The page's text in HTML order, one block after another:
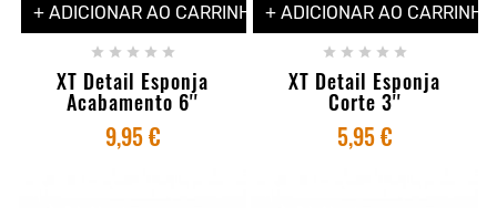
+ ADICIONAR AO CARRINHO
    
XT Detail Esponja
Acabamento 6''
9,95 €
+ ADICIONAR AO CARRINHO
    
XT Detail Esponja
Corte 3''
5,95 €